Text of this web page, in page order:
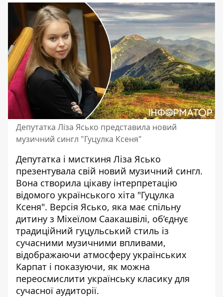
Депутатка Ліза Ясько представила новий
музичний сингл "Гуцулка Ксеня"
Депутатка і мисткиня Ліза Ясько
презентувала свій новий музичний сингл.
Вона створила цікаву інтерпретацію
відомого українського хіта "Гуцулка
Ксеня". Версія Ясько, яка має спільну
дитину з Міхеїлом Саакашвілі, об’єднує
традиційний гуцульський стиль із
сучасними музичними впливами,
відображаючи атмосферу українських
Карпат і показуючи, як можна
переосмислити українську класику для
сучасної аудиторії.